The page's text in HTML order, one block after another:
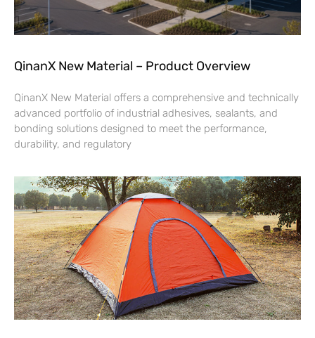
QinanX New Material – Product Overview
QinanX New Material offers a comprehensive and technically
advanced portfolio of industrial adhesives, sealants, and
bonding solutions designed to meet the performance,
durability, and regulatory